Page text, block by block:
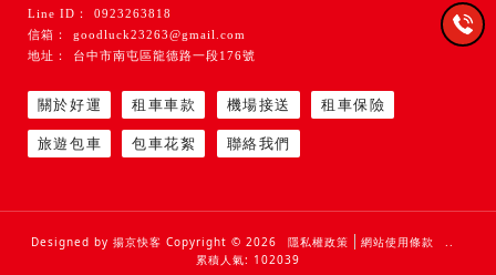
0923263818
goodluck23263@gmail.com
台中市南屯區龍德路一段176號
關於好運 租車車款 機場接送
租車保險
旅遊包車
包車花絮 聯絡我們
Designed by 揚京快客 Copyright © 2026 隱私權政策 網站使用條款
累積人氣: 102039